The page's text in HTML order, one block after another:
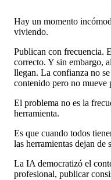
Hay un momento
viviendo.
Publican con frecuencia.
correcto. Y sin embargo,
llegan. La confianza no
contenido pero no mueve
El problema no es la
herramienta.
Es que cuando todos
las herramientas dejan de
La IA democratizó el
profesional, publicar